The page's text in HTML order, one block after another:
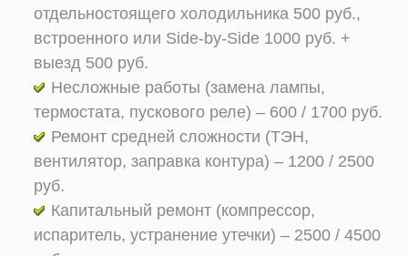
отдельностоящего холодильника 500 руб.,
встроенного или Side‑by‑Side 1000 руб. +
выезд 500 руб.
Несложные работы (замена лампы,
термостата, пускового реле) – 600 / 1700 руб.
Ремонт средней сложности (ТЭН,
вентилятор, заправка контура) – 1200 / 2500
руб.
Капитальный ремонт (компрессор,
испаритель, устранение утечки) – 2500 / 4500